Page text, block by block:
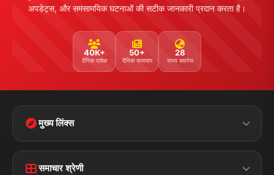
अपडेट्स, और समसामयिक घटनाओं की सटीक जानकारी प्रदान करता है।
40K+
दैनिक दर्शक
50+
दैनिक समाचार
28
राज्य कवरेज
मुख्य लिंक्स
Home Contact Us
समाचार श्रेणी